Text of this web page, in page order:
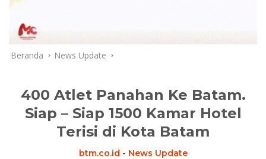
Beranda News Update
400 Atlet Panahan Ke Batam.
Siap – Siap 1500 Kamar Hotel
Terisi di Kota Batam
btm.co.id - News Update